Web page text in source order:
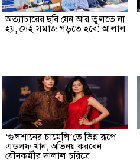
অত্যাচারের ছবি যেন আর তুলতে না
হয়, সেই সমাজ গড়তে হবে: আলাল
‘গুলশানের চামেলি’তে ভিন্ন রূপে
এডলফ খান, অভিনয় করবেন
যৌনকর্মীর দালাল চরিত্রে